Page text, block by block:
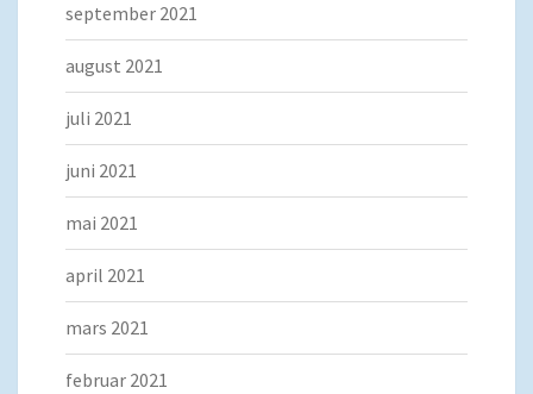
september 2021
august 2021
juli 2021
juni 2021
mai 2021
april 2021
mars 2021
februar 2021